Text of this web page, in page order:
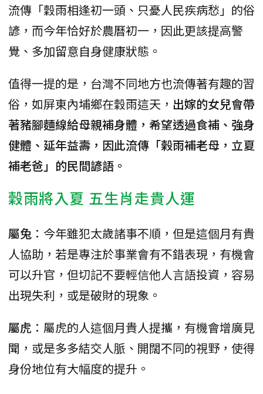
流傳「穀雨相逢初一頭、只憂人民疾病愁」的俗
諺，而今年恰好於農曆初一，因此更該提高警
覺、多加留意自身健康狀態。
值得一提的是，台灣不同地方也流傳著有趣的習
俗，如屏東內埔鄉在穀雨這天， 出嫁的女兒會帶
著豬腳麵線給母親補身體，希望透過食補、強身
健體、延年益壽，因此流傳「榖雨補老母，立夏
補老爸」的民間諺語。
穀雨將入夏 五生肖走貴人運
屬兔 ：今年雖犯太歲諸事不順，但是這個月有貴
人協助，若是專注於事業會有不錯表現，有機會
可以升官，但切記不要輕信他人言語投資，容易
出現失利，或是破財的現象。
屬虎 ：屬虎的人這個月貴人提攜，有機會增廣見
聞，或是多多結交人脈、開闊不同的視野，使得
身份地位有大幅度的提升。